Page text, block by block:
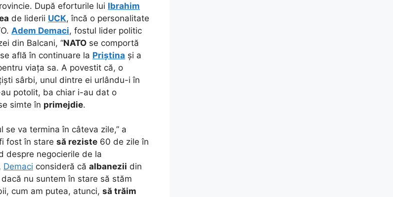
După eforturile lui Ibrahim
de liderii UCK, încă o personalitate
Adem Demaci, fostul lider politic
din Balcani, “NATO se comportă
află în continuare la Priștina și a
viața sa. A povestit că, o
sârbi, unul dintre ei urlându-i în
potolit, ba chiar i-au dat o
simte în primejdie.
va termina în câteva zile,” a
fost în stare să reziste 60 de zile în
despre negocierile de la
Demaci consideră că albanezii din
dacă nu suntem în stare să stăm
cum am putea, atunci, să trăim